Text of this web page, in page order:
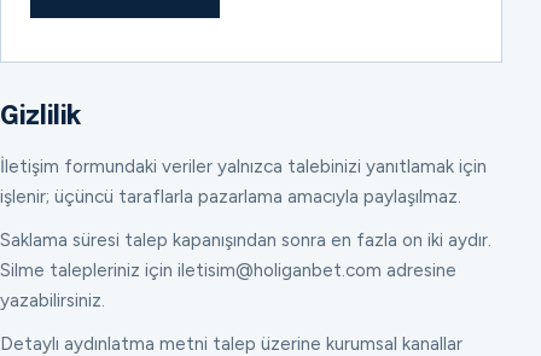
Gizlilik
İletişim formundaki veriler yalnızca talebinizi yanıtlamak için
işlenir; üçüncü taraflarla pazarlama amacıyla paylaşılmaz.
Saklama süresi talep kapanışından sonra en fazla on iki aydır.
Silme talepleriniz için iletisim@holiganbet.com adresine
yazabilirsiniz.
Detaylı aydınlatma metni talep üzerine kurumsal kanallar